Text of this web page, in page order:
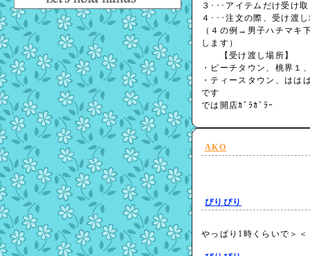
３･･･アイテムだけ受け
４･･･注文の際、受け渡
（４の例→男子ハチマキ
します）
【受け渡し場所】
・ピーチタウン、桃界１
・ティースタウン、はは
です
では開店ｶﾞﾗｶﾞﾗｰ
AKO
ぴりぴり
やっぱり1時くらいで＞